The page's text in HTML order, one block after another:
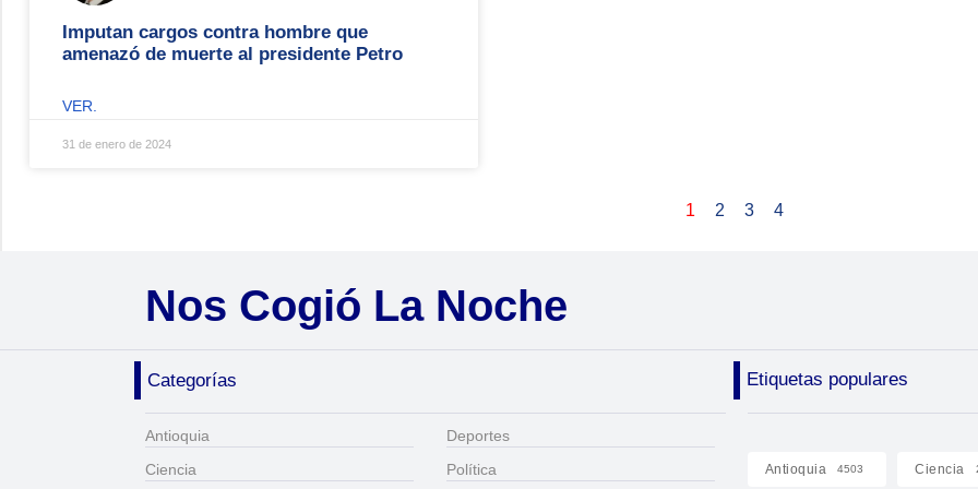
Imputan cargos contra hombre que
amenazó de muerte al presidente Petro
VER.
31 de enero de 2024
1 2 3 4
Nos Cogió La Noche
Categorías Etiquetas populares
Antioquia
Ciencia
Deportes
Política
Antioquia 4503 Ciencia